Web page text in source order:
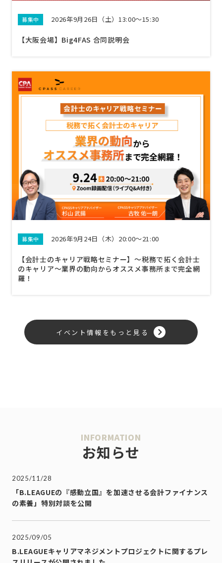
募集中 2026年9月26日（土）13:00〜15:30
【大阪会場】Big4FAS 合同説明会
募集中 2026年9月24日（木）20:00～21:00
【会計士のキャリア戦略セミナー】〜税務で拓く会計士
のキャリア〜業界の動向からオススメ事務所まで完全網
羅！
イベント情報をもっと見る
INFORMATION
お知らせ
2025/11/28
「B.LEAGUEの『感動立国』を加速させる会計ファイナンス
の素養」特別対談を公開
2025/09/05
B.LEAGUEキャリアマネジメントプロジェクトに関するプレ